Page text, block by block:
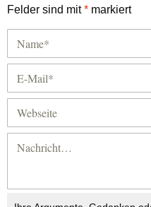
Felder sind mit* markiert